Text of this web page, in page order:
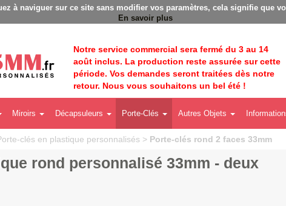
Badges personnalisés - Fabrication Française éco-
à naviguer sur ce site sans modifier vos paramètres, cela signifie que
En savoir plus
Notre service commercial sera fermé du 3 au 14
août inclus. La production reste assurée sur cette
période. Vos demandes seront traitées dès notre
retour. Nous vous souhaitons un bel été !
Miroirs Décapsuleurs Porte-Clés Autres Objets
clés en plastique personnalisés > Porte-clés rond 2 faces 33mm
rond personnalisé 33mm - deux